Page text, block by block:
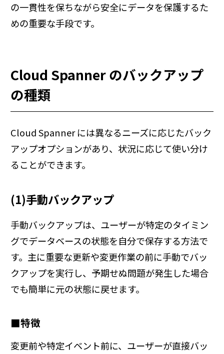
の一貫性を保ちながら安全にデータを保護するた
めの重要な手段です。
Cloud Spanner のバックアップ
の種類
Cloud Spanner には異なるニーズに応じたバック
アップオプションがあり、状況に応じて使い分け
ることができます。
(1)手動バックアップ
手動バックアップは、ユーザーが特定のタイミン
グでデータベースの状態を自分で保存する方法で
す。主に重要な更新や変更作業の前に手動でバッ
クアップを実行し、予期せぬ問題が発生した場合
でも簡単に元の状態に戻せます。
■特徴
変更前や特定イベント前に、ユーザーが直接バッ